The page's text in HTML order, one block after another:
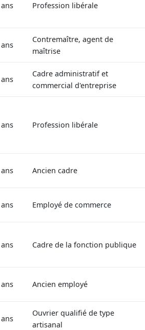
ans Profession libérale
ans
Contremaître, agent de
maîtrise
ans
Cadre administratif et
commercial d'entreprise
ans Profession libérale
ans Ancien cadre
ans Employé de commerce
ans Cadre de la fonction publique
ans Ancien employé
ans
Ouvrier qualifié de type
artisanal